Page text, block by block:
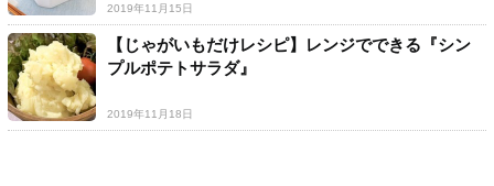
2019年11月15日
【じゃがいもだけレシピ】レンジでできる『シン
プルポテトサラダ』
2019年11月18日